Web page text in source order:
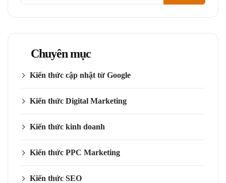
Chuyên mục
Kiến thức cập nhật từ Google
Kiến thức Digital Marketing
Kiến thức kinh doanh
Kiến thức PPC Marketing
Kiến thức SEO